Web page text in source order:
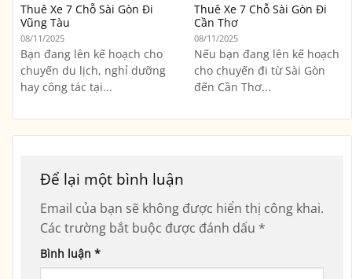
Thuê Xe 7 Chỗ Sài Gòn Đi
Vũng Tàu
08/11/2025
Bạn đang lên kế hoạch cho
chuyến du lịch, nghỉ dưỡng
hay công tác tại...
Thuê Xe 7 Chỗ Sài Gòn Đi
Cần Thơ
08/11/2025
Nếu bạn đang lên kế hoạch
cho chuyến đi từ Sài Gòn
đến Cần Thơ...
Để lại một bình luận
Email của bạn sẽ không được hiển thị công khai.
Các trường bắt buộc được đánh dấu *
Bình luận *